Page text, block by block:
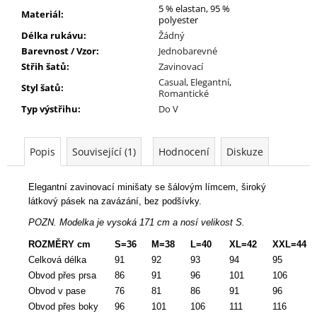
Materiál:
5 % elastan, 95 %
polyester
Délka rukávu:
Žádný
Barevnost / Vzor:
Jednobarevné
Střih šatů:
Zavinovací
Styl šatů: Casual, Elegantní,
Romantické
Typ výstřihu: Do V
Popis Související (1) Hodnocení Diskuze
Elegantní zavinovací minišaty se šálovým límcem, široký
látkový pásek na zavázání, bez podšívky.
POZN. Modelka je vysoká 171 cm a nosí velikost S.
ROZMĚRY cm S=36 M=38 L=40 XL=42
XXL=44
Celková délka
91 92 93 94
95
Obvod přes prsa
86 91 96 101
106
Obvod v pase
76 81 86 91
96
Obvod přes boky
96 101 106 111 116